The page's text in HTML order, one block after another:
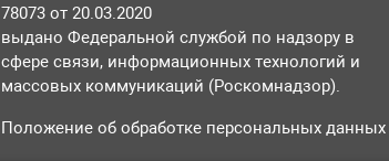
78073 от 20.03.2020
выдано Федеральной службой по надзору в
сфере связи, информационных технологий и
массовых коммуникаций (Роскомнадзор).
Положение об обработке персональных данных